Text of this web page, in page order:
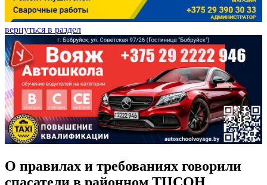
вернуться в раздел
О правилах и требованиях говорили